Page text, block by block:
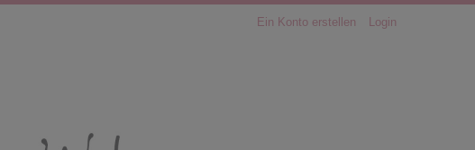
Ein Konto erstellen Login